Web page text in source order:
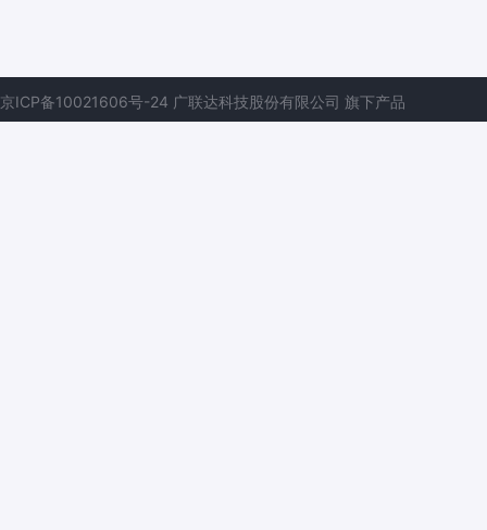
京ICP备10021606号-24 广联达科技股份有限公司 旗下产品